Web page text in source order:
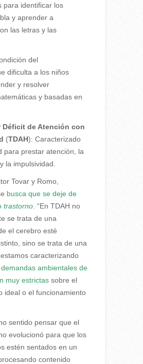
para identificar los
y aprender a
las letras y las
del
dificulta a los niños
y resolver
y basadas en
Déficit de Atención con
(TDAH): Caracterizado
para prestar atención, la
la impulsividad.
Tovar y Romo,
busca que se deje de
trastorno. “En TDAH no
se trata de una
el cerebro esté
sino se trata de una
caracterizando
demandas ambientales de
muy estrictassobre el
ideal o el funcionamiento
sentido pensar que el
evolucionó para que los
estén sentados en un
contenido